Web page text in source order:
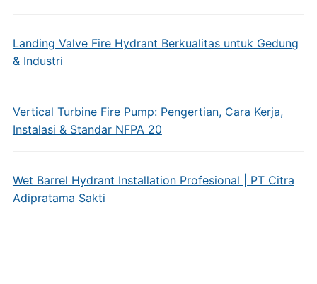
Landing Valve Fire Hydrant Berkualitas untuk Gedung
& Industri
Vertical Turbine Fire Pump: Pengertian, Cara Kerja,
Instalasi & Standar NFPA 20
Wet Barrel Hydrant Installation Profesional | PT Citra
Adipratama Sakti